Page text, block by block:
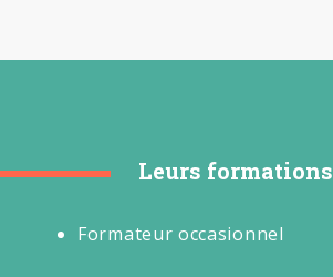
Leurs formations
Formateur occasionnel